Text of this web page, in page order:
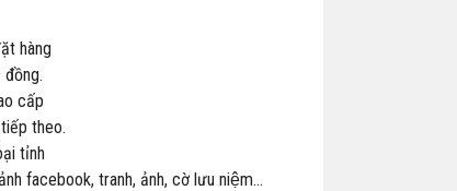
hàng
cấp
theo.
tỉnh
facebook, tranh, ảnh, cờ lưu niệm…